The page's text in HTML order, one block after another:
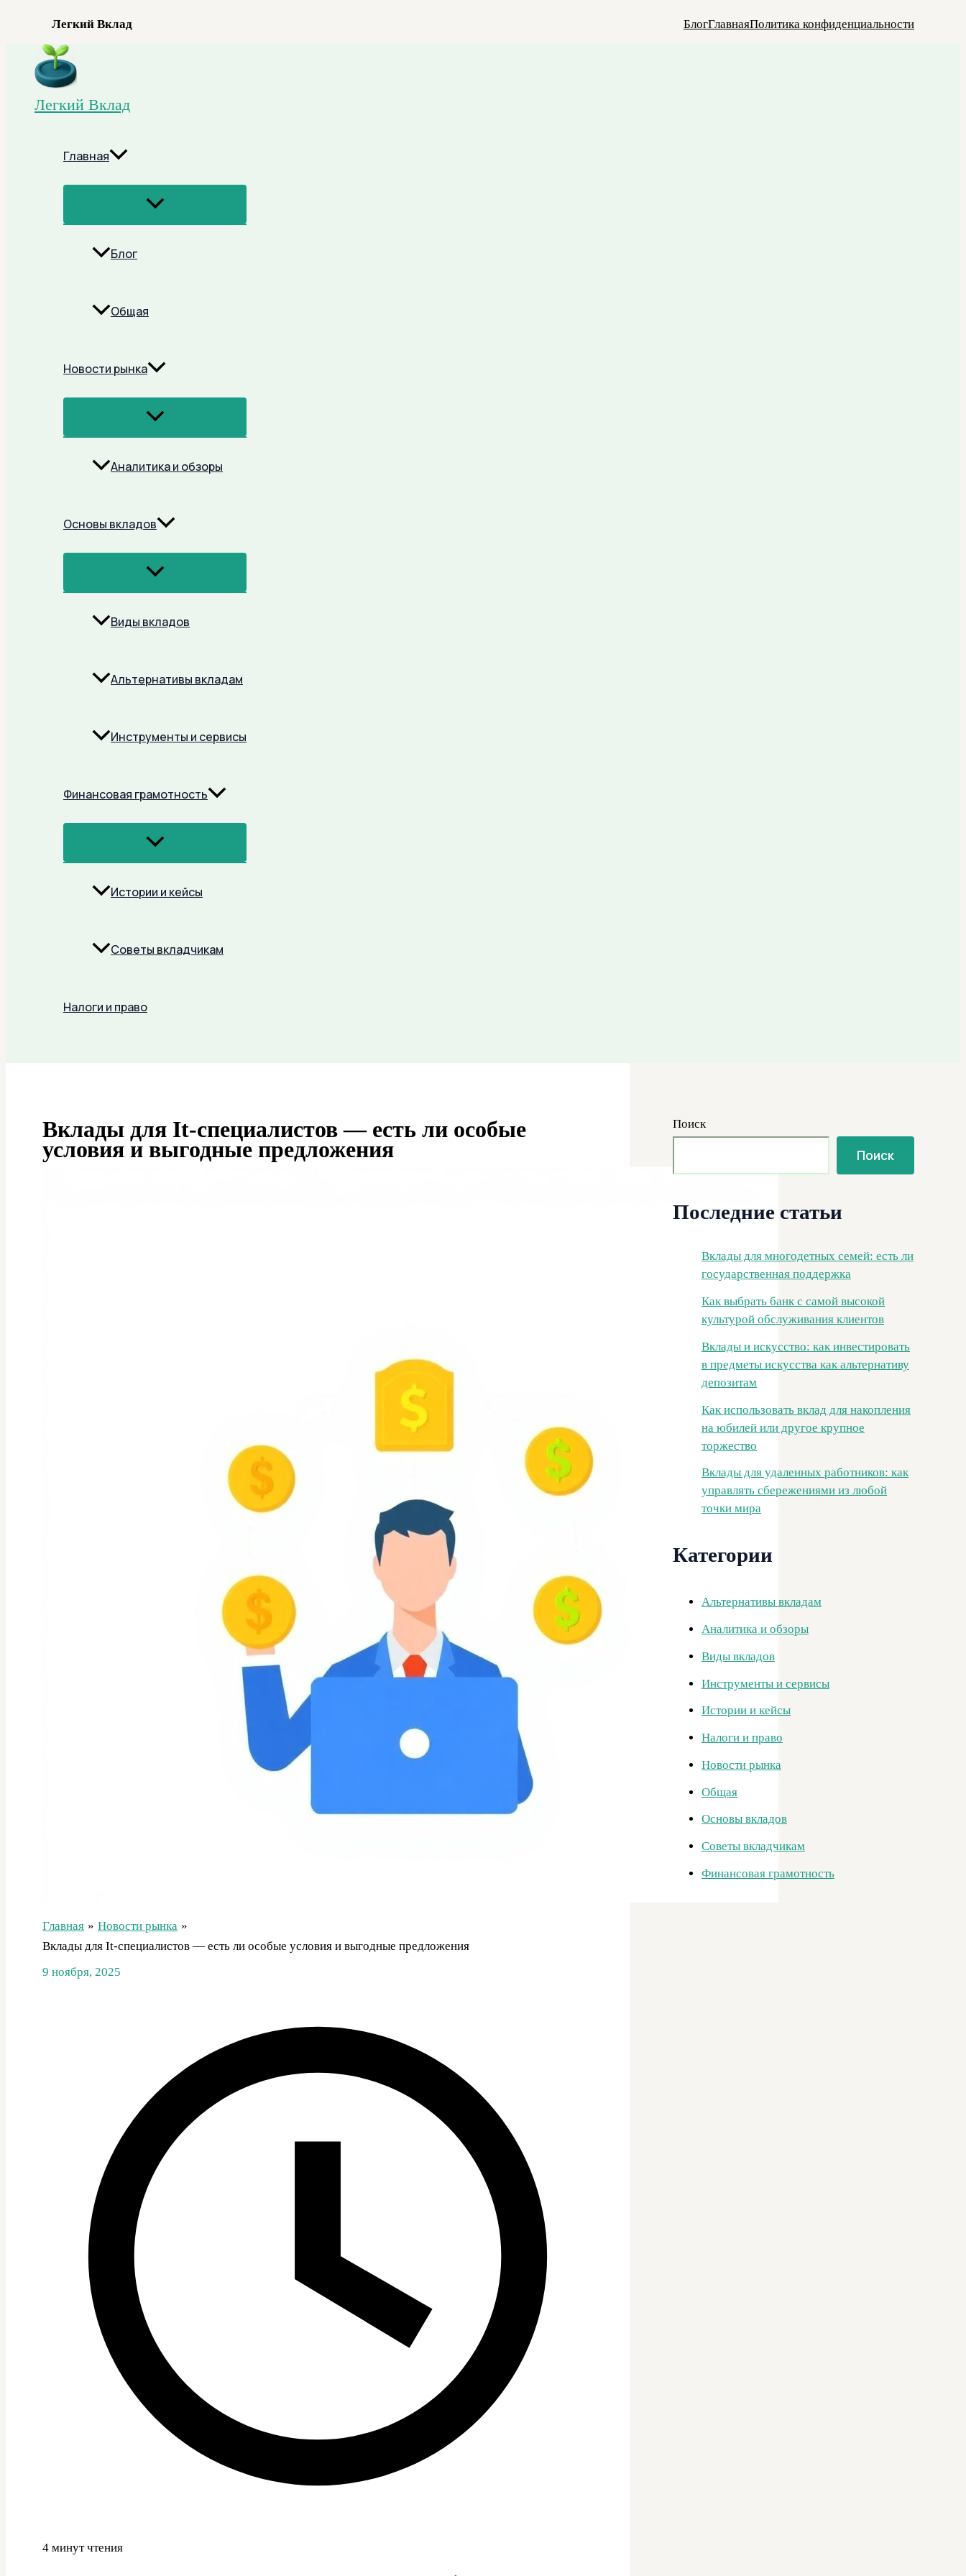
Легкий Вклад БлогГлавнаяПолитика конфиденциальности
Перейти
содержимому
Легкий Вклад
Главная
Переключатель
Блог
Общая
Новости рынка
Переключатель
Аналитика и обзоры
Основы вкладов
Переключатель
Виды вкладов
Альтернативы вкладам
Инструменты и сервисы
Финансовая грамотность
Переключатель
Истории и кейсы
Советы вкладчикам
Налоги и право
Вклады для It-специалистов — есть ли особые
условия и выгодные предложения
Главная
Новости рынка
Вклады для It-специалистов — есть ли особые условия и выгодные предложения
9 ноября, 2025
4 минут чтения
Поиск
Поиск
Последние статьи
Вклады для многодетных семей: есть ли
государственная поддержка
Как выбрать банк с самой высокой
культурой обслуживания клиентов
Вклады и искусство: как инвестировать
в предметы искусства как альтернативу
депозитам
Как использовать вклад для накопления
на юбилей или другое крупное
торжество
Вклады для удаленных работников: как
управлять сбережениями из любой
точки мира
Категории
Альтернативы вкладам
Аналитика и обзоры
Виды вкладов
Инструменты и сервисы
Истории и кейсы
Налоги и право
Новости рынка
Общая
Основы вкладов
Советы вкладчикам
Финансовая грамотность